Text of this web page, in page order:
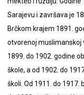
Sarajevu i završava je
Brčkom krajem 1891.
otvorenoj muslimanskoj
1899. do 1902. godine
škole, a od 1902. do
školi. Od 1911. do 1917.